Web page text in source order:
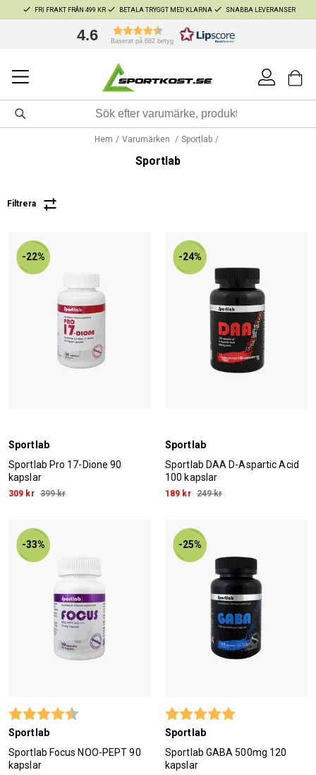
FRI FRAKT FRÅN 499 KR BETALA TRYGGT MED KLARNA SNABBA LEVERANSER
4.6 Baserat på 682 betyg
Hem Varumärken Sportlab
Sportlab
Filtrera
-22%
Sportlab
Sportlab Pro 17-Dione 90
kapslar
309 kr 399 kr
-24%
Sportlab
Sportlab DAA D-Aspartic Acid
100 kapslar
189 kr 249 kr
-33%
Betyg: 4.7 utav 5 stjärnor
Sportlab
Sportlab Focus NOO-PEPT 90
kapslar
-25%
Betyg:
Sportlab
Sportlab GABA 500mg 120
kapslar